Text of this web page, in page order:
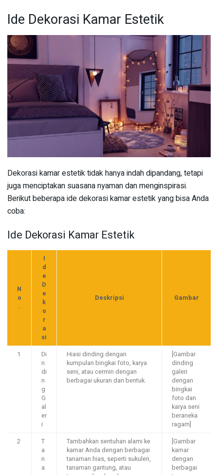
Ide Dekorasi Kamar Estetik
Dekorasi kamar estetik tidak hanya indah dipandang, tetapi
juga menciptakan suasana nyaman dan menginspirasi.
Berikut beberapa ide dekorasi kamar estetik yang bisa Anda
coba:
Ide Dekorasi Kamar Estetik
N
o
.
I
d
e
D
e
k
o
r
a
si
Deskripsi Gambar
1
Di
n
di
n
g
G
al
er
i
Hiasi dinding dengan
kumpulan bingkai foto, karya
seni, atau cermin dengan
berbagai ukuran dan bentuk.
[Gambar
dinding
galeri
dengan
bingkai
foto dan
karya seni
beraneka
ragam]
2
T
a
n
a
Tambahkan sentuhan alami ke
kamar Anda dengan berbagai
tanaman hias, seperti sukulen,
tanaman gantung, atau
[Gambar
kamar
dengan
berbagai